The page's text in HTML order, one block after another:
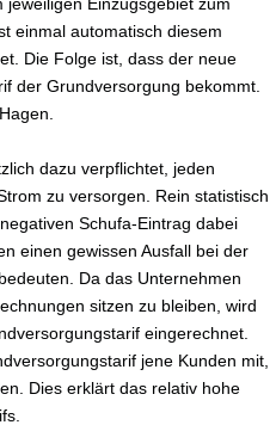
einmal automatisch diesem
Die Folge ist, dass der neue
der Grundversorgung bekommt.
dazu verpflichtet, jeden
zu versorgen. Rein statistisch
Schufa-Eintrag dabei
einen gewissen Ausfall bei der
Da das Unternehmen
sitzen zu bleiben, wird
eingerechnet.
jene Kunden mit,
Dies erklärt das relativ hohe